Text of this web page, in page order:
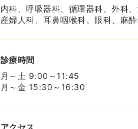
月給26万円以上可
時間
8:45～13:00
内科、呼吸器科、循環器科、外科
産婦人科、耳鼻咽喉科、眼科、麻
診療時間
月～土 9:00～11:45
月～金 15:30～16:30
アクセス